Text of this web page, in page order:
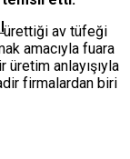
ürettiği av tüfeği
amacıyla fuara
üretim anlayışıyla
firmalardan biri